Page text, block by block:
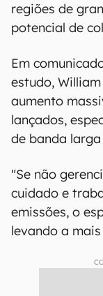
regiões de
potencial de
Em
estudo,
aumento
lançados,
de banda
"Se não
cuidado e
emissões, o
levando a